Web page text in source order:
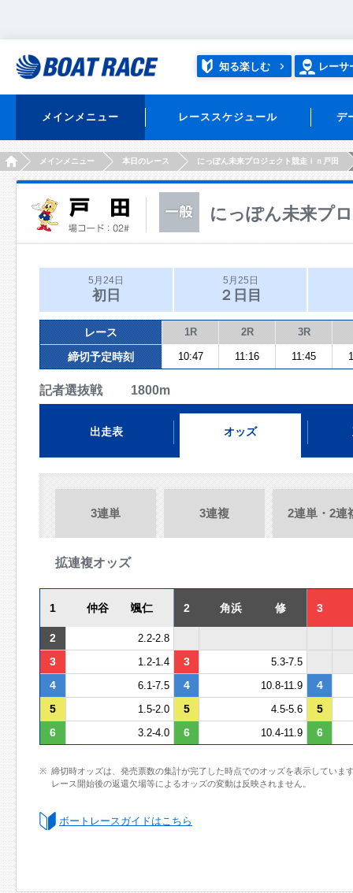
知る楽しむ レーサ
メインメニュー レーススケジュール デ
HOMEメインメニュー 本日のレース にっぽん未来プロジェクト競走ｉｎ戸田
にっぽん未来プ
5月24日
初日
5月25日
２日目
レース 1R 2R 3R
締切予定時刻 10:47 11:16 11:45
記者選抜戦 1800m
出走表 オッズ
3連単 3連複 2連単・2連
拡連複オッズ
1 仲谷 颯仁 2 角浜 修 3
2 2.2-2.8
3 1.2-1.4 3 5.3-7.5
4 6.1-7.5 4 10.8-11.9
4
5
1.5-2.0 5 4.5-5.6
5
6
3.2-4.0 6 10.4-11.9 6
締切時オッズは、発売票数の集計が完了した時点でのオッズを表示していま
レース開始後の返還欠場等によるオッズの変動は反映されません。
ボートレースガイドはこちら